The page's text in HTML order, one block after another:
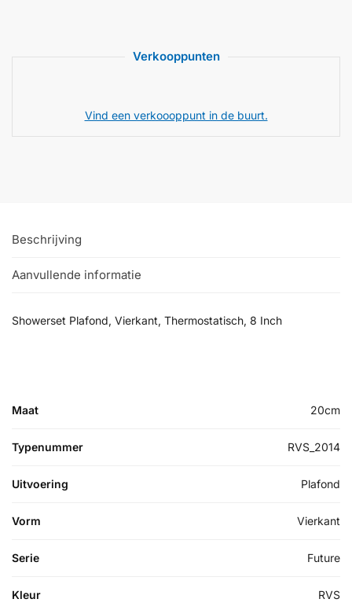
Verkooppunten
Vind een verkoooppunt in de buurt.
Beschrijving
Aanvullende informatie
Showerset Plafond, Vierkant, Thermostatisch, 8 Inch
Maat 20cm
Typenummer RVS_2014
Uitvoering Plafond
Vorm Vierkant
Serie Future
Kleur RVS